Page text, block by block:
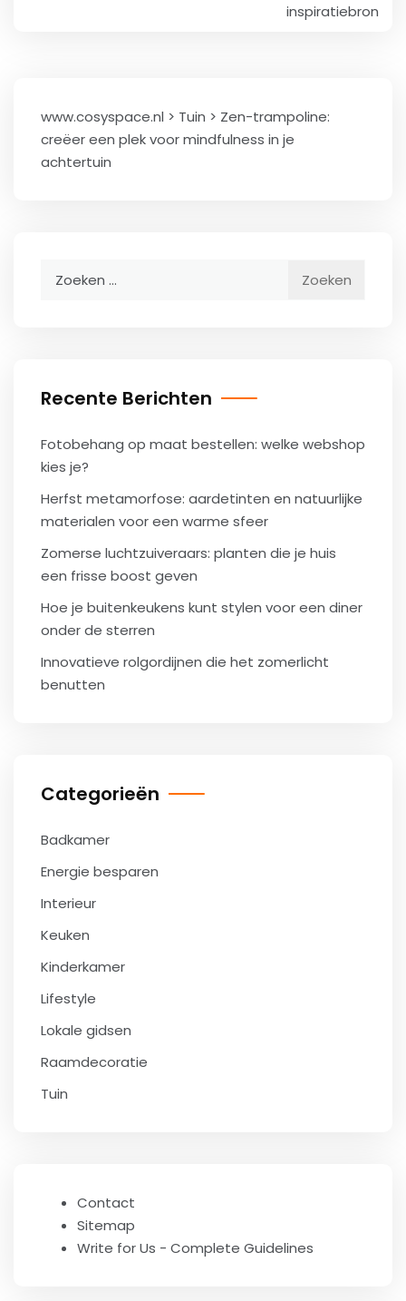
inspiratiebron
www.cosyspace.nl > Tuin > Zen-trampoline:
creëer een plek voor mindfulness in je
achtertuin
Zoeken
Recente Berichten
Fotobehang op maat bestellen: welke webshop
kies je?
Herfst metamorfose: aardetinten en natuurlijke
materialen voor een warme sfeer
Zomerse luchtzuiveraars: planten die je huis
een frisse boost geven
Hoe je buitenkeukens kunt stylen voor een diner
onder de sterren
Innovatieve rolgordijnen die het zomerlicht
benutten
Categorieën
Badkamer
Energie besparen
Interieur
Keuken
Kinderkamer
Lifestyle
Lokale gidsen
Raamdecoratie
Tuin
Contact
Sitemap
Write for Us - Complete Guidelines